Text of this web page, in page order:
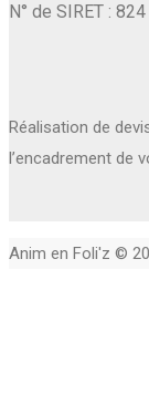
N° de SIRET :
Réalisation de
l’encadrement de
Anim en Foli'z ©